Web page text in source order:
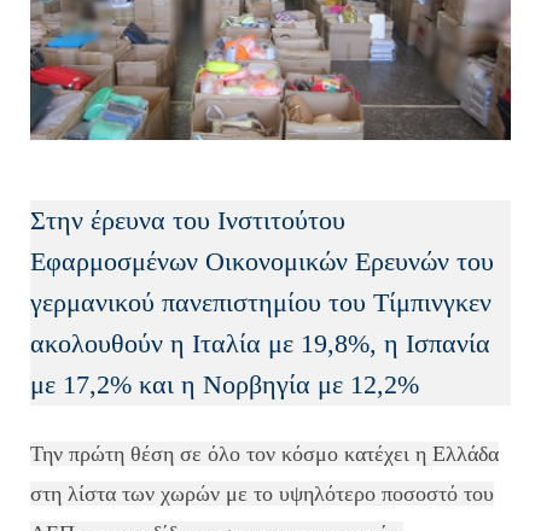
Στην έρευνα του Ινστιτούτου
Εφαρμοσμένων Οικονομικών Ερευνών του
γερμανικού πανεπιστημίου του Τίμπινγκεν
ακολουθούν η Ιταλία με 19,8%, η Ισπανία
με 17,2% και η Νορβηγία με 12,2%
Την πρώτη θέση σε όλο τον κόσμο κατέχει η Ελλάδα
στη λίστα των χωρών με το υψηλότερο ποσοστό του